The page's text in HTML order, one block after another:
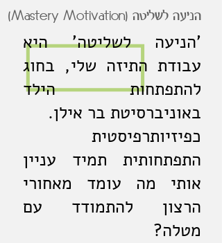
הניעה לשליטה (Mastery Motivation)
'הניעה לשליטה' היא
עבודת התיזה שלי, בחוג
להתפתחות הילד
באוניברסיטת בר אילן.
כפיזיותרפיסטית
התפתחותית תמיד עניין
אותי מה עומד מאחורי
הרצון להתמודד עם
מטלה?